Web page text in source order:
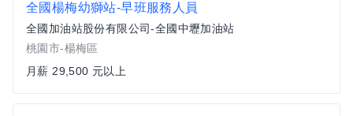
全國楊梅幼獅站-早班服務人員
全國加油站股份有限公司-全國中壢加油站
桃園市-楊梅區
月薪 29,500 元以上